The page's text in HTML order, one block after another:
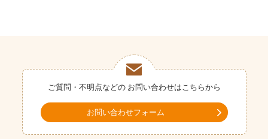
ご質問・不明点などの お問い合わせはこちらから
お問い合わせフォーム